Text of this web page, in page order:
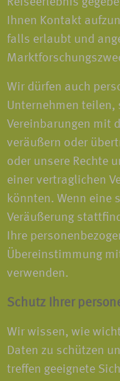
Ihnen Kontakt
falls erlaubt und
Wir dürfen auch
Unternehmen teilen,
Vereinbarungen mit
veräußern oder
oder unsere Rechte
einer vertraglichen
könnten. Wenn eine
Veräußerung
Ihre
Übereinstimmung
verwenden.
Schutz Ihrer
Wir wissen, wie
Daten zu schützen
treffen geeignete